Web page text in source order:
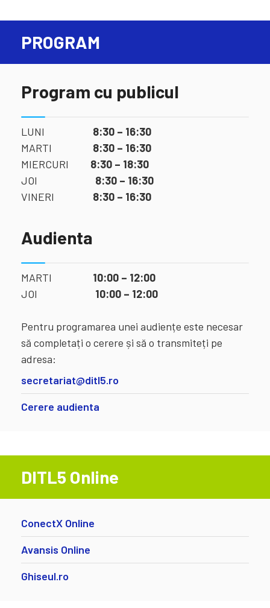
PROGRAM
Program cu publicul
LUNI 8:30 – 16:30
MARTI 8:30 – 16:30
MIERCURI 8:30 – 18:30
JOI 8:30 – 16:30
VINERI 8:30 – 16:30
Audienta
MARTI 10:00 – 12:00
JOI 10:00 – 12:00
Pentru programarea unei audiențe este necesar
să completați o cerere și să o transmiteți pe
adresa:
secretariat@ditl5.ro
Cerere audienta
DITL5 Online
ConectX Online
Avansis Online
Ghiseul.ro